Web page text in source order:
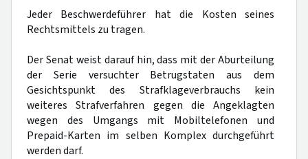
Jeder Beschwerdeführer hat die Kosten seines
Rechtsmittels zu tragen.
Der Senat weist darauf hin, dass mit der Aburteilung
der Serie versuchter Betrugstaten aus dem
Gesichtspunkt des Strafklageverbrauchs kein
weiteres Strafverfahren gegen die Angeklagten
wegen des Umgangs mit Mobiltelefonen und
Prepaid-Karten im selben Komplex durchgeführt
werden darf.